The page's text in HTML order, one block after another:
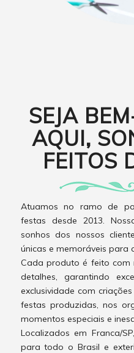
SEJA
AQUI,
FEITOS
Atuamos no ramo de
festas desde 2013.
sonhos dos nossos
únicas e memoráveis para
Cada produto é feito com
detalhes, garantindo
exclusividade com
festas produzidas, nos
momentos especiais e
Localizados em Franca/
para todo o Brasil e